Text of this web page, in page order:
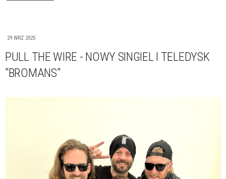
29 WRZ 2025
PULL THE WIRE - NOWY SINGIEL I TELEDYSK
"BROMANS"